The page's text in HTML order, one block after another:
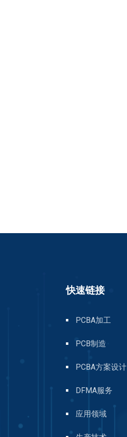
快速链接
PCBA加工
PCB制造
PCBA方案设计
DFMA服务
应用领域